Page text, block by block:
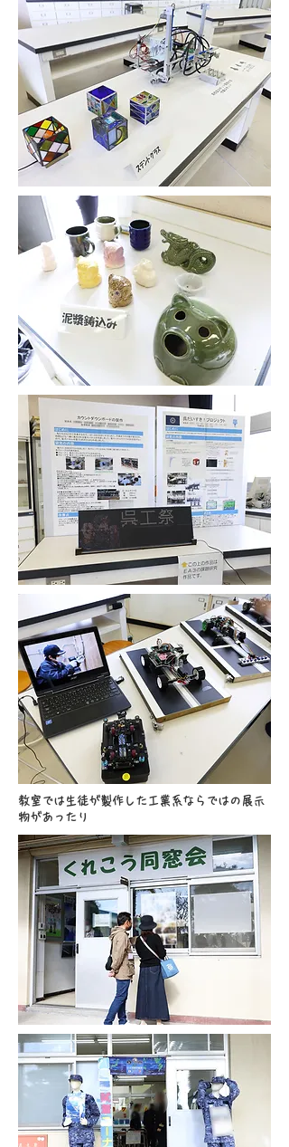
教室では生徒が製作した工業系ならではの展示
物があったり